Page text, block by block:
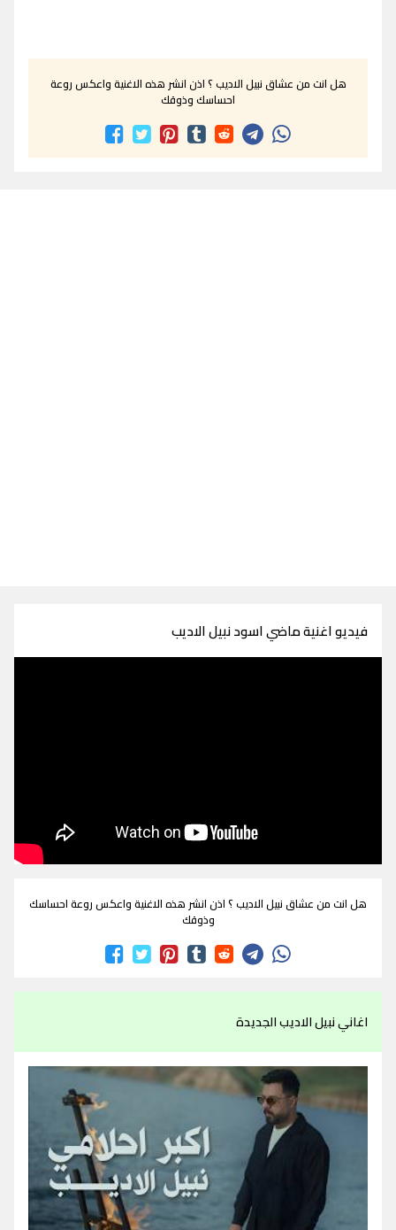
هل انت من عشاق نبيل الاديب ؟ اذن انشر هذه الاغنية واعكس روعة
احساسك وذوقك
فيديو اغنية ماضي اسود نبيل الاديب
هل انت من عشاق نبيل الاديب ؟ اذن انشر هذه الاغنية واعكس روعة احساسك
وذوقك
اغاني نبيل الاديب الجديدة